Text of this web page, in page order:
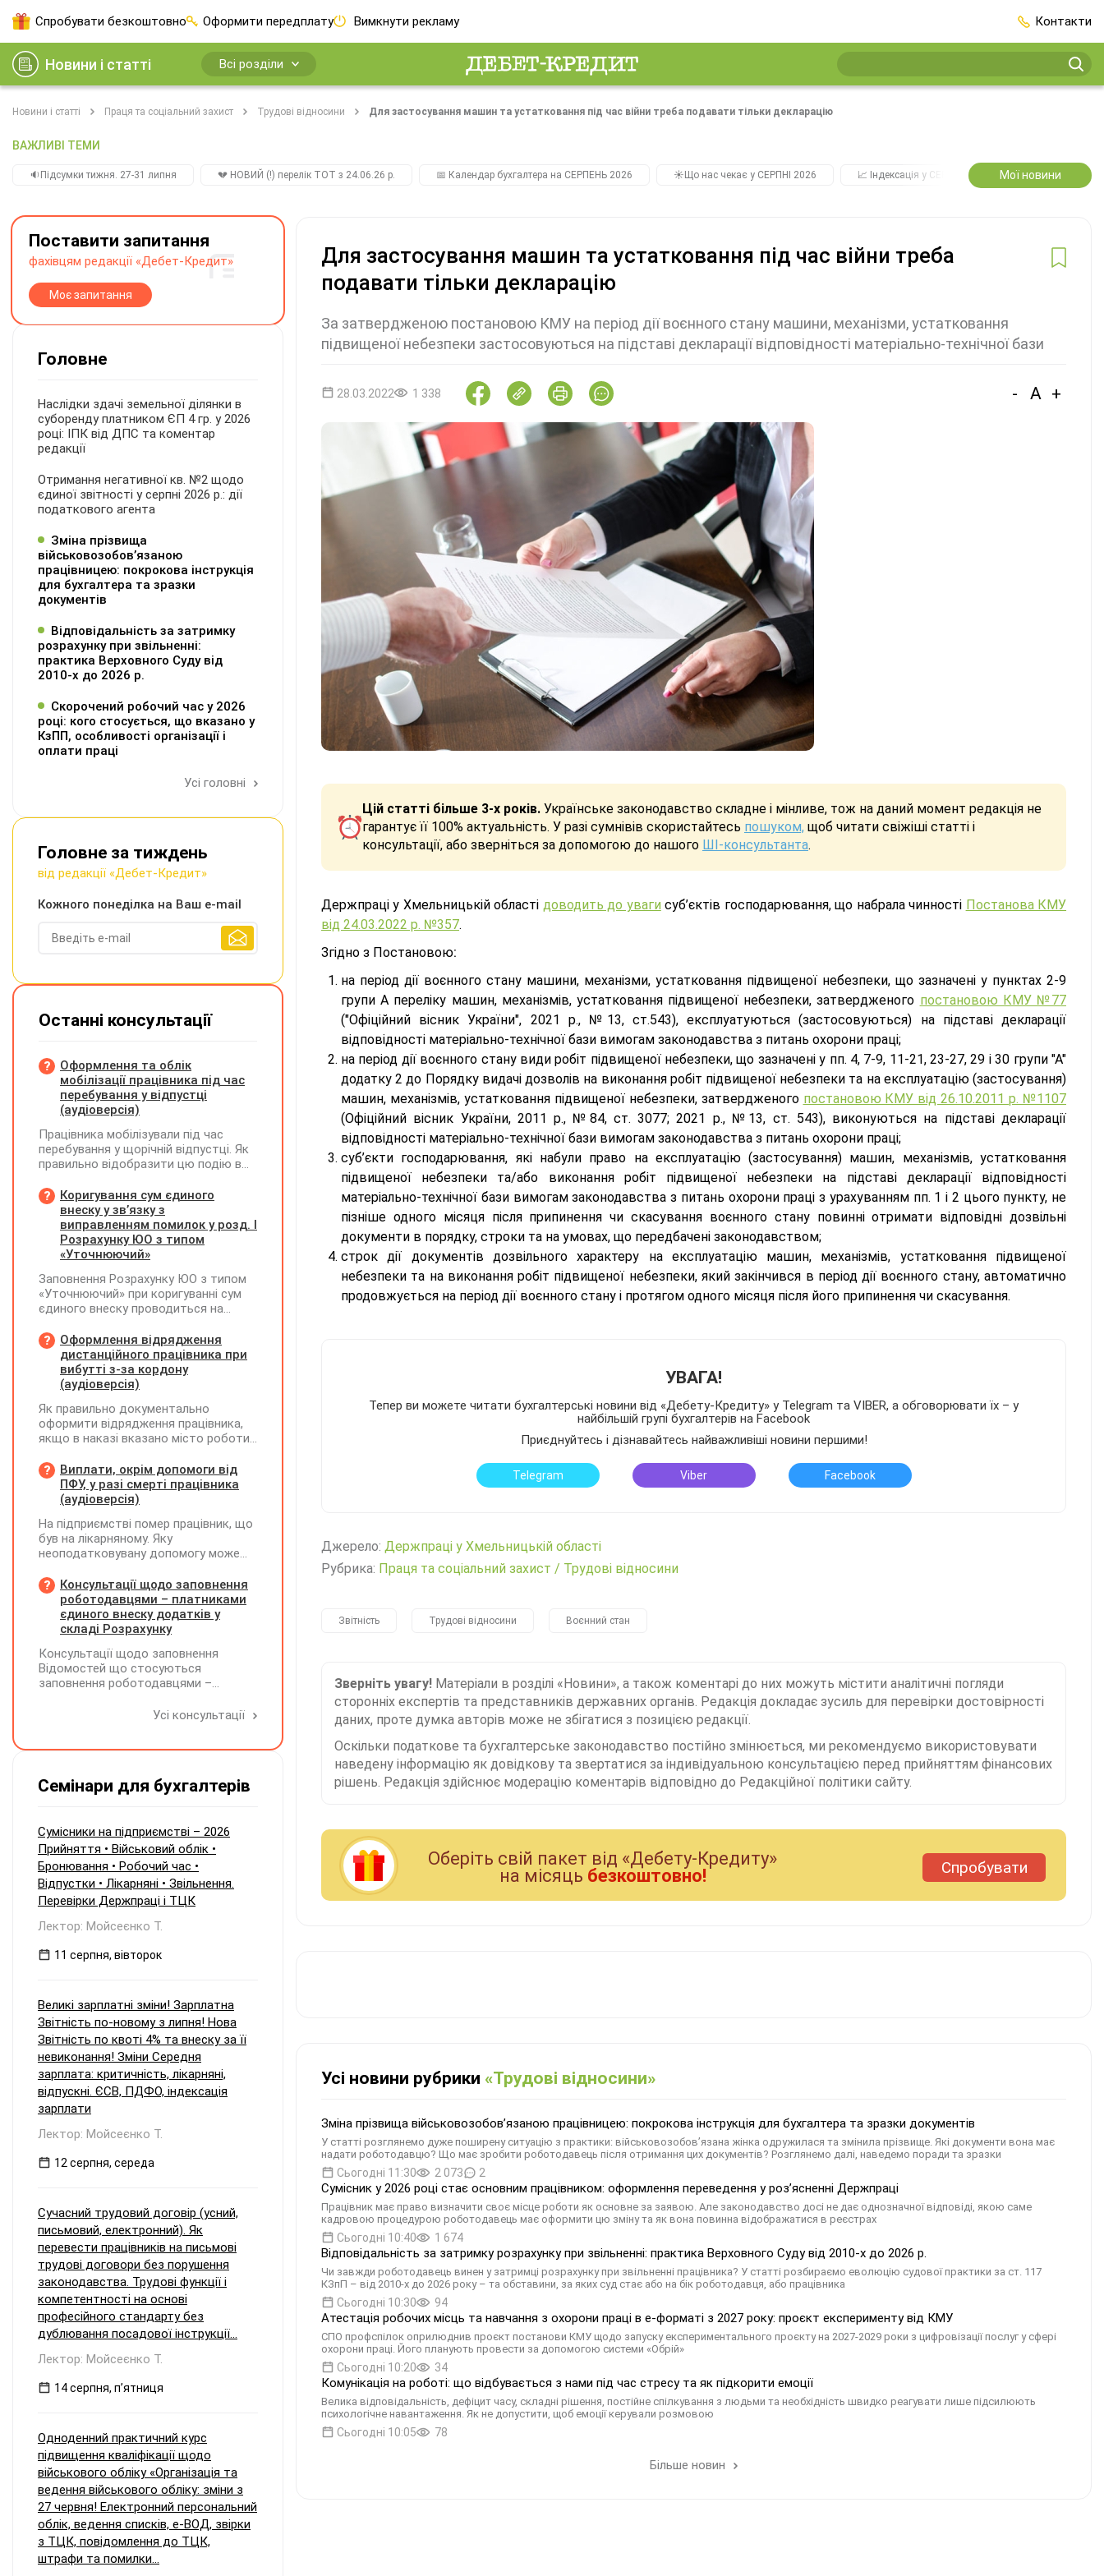
Спробувати безкоштовно Оформити передплату Вимкнути рекламу Контакти
Новини і статті Всі розділи
Новини і статті Праця та соціальний захист Трудові відносини Для застосування машин та устатковання під час війни треба подавати тільки декларацію
ВАЖЛИВІ ТЕМИ
🔉Підсумки тижня. 27-31 липня 💔 НОВИЙ (!) перелік ТОТ з 24.06.26 р. 📅 Календар бухгалтера на СЕРПЕНЬ 2026 ☀️Що нас чекає у СЕРПНІ 2026 📈 Індексація у СЕРПНІ 2️⃣0️⃣2️⃣7️⃣ Усі
Мої новини
Для застосування машин та устатковання під час війни треба
подавати тільки декларацію
За затвердженою постановою КМУ на період дії воєнного стану машини, механізми, устатковання
підвищеної небезпеки застосовуються на підставі декларації відповідності матеріально-технічної бази
28.03.2022 1 338 - A +
Цій статті більше 3-х років. Українське законодавство складне і мінливе, тож на даний момент редакція не
гарантує її 100% актуальність. У разі сумнівів скористайтесь пошуком, щоб читати свіжіші статті і
консультації, або зверніться за допомогою до нашого ШІ-консультанта.
Держпраці у Хмельницькій області доводить до увагисуб’єктів господарювання, що набрала чинності Постанова КМУ
від 24.03.2022 р. №357.
Згідно з Постановою:
на період дії воєнного стану машини, механізми, устатковання підвищеної небезпеки, що зазначені у пунктах 2-9
групи А переліку машин, механізмів, устатковання підвищеної небезпеки, затвердженого постановою КМУ №77
("Офіційний вісник України", 2021 р., №13, ст.543), експлуатуються (застосовуються) на підставі декларації
відповідності матеріально-технічної бази вимогам законодавства з питань охорони праці;
на період дії воєнного стану види робіт підвищеної небезпеки, що зазначені у пп. 4, 7-9, 11-21, 23-27, 29 і 30 групи "А"
додатку 2 до Порядку видачі дозволів на виконання робіт підвищеної небезпеки та на експлуатацію (застосування)
машин, механізмів, устатковання підвищеної небезпеки, затвердженого постановою КМУ від 26.10.2011 р. №1107
(Офіційний вісник України, 2011 р., №84, ст. 3077; 2021 р., №13, ст. 543), виконуються на підставі декларації
відповідності матеріально-технічної бази вимогам законодавства з питань охорони праці;
суб’єкти господарювання, які набули право на експлуатацію (застосування) машин, механізмів, устатковання
підвищеної небезпеки та/або виконання робіт підвищеної небезпеки на підставі декларації відповідності
матеріально-технічної бази вимогам законодавства з питань охорони праці з урахуванням пп. 1 і 2 цього пункту, не
пізніше одного місяця після припинення чи скасування воєнного стану повинні отримати відповідні дозвільні
документи в порядку, строки та на умовах, що передбачені законодавством;
строк дії документів дозвільного характеру на експлуатацію машин, механізмів, устатковання підвищеної
небезпеки та на виконання робіт підвищеної небезпеки, який закінчився в період дії воєнного стану, автоматично
продовжується на період дії воєнного стану і протягом одного місяця після його припинення чи скасування.
УВАГА!
Тепер ви можете читати бухгалтерські новини від «Дебету-Кредиту» у Telegram та VIBER, а обговорювати їх – у
найбільшій групі бухгалтерів на Facebook
Приєднуйтесь і дізнавайтесь найважливіші новини першими!
Telegram Viber Facebook
Джерело: Держпраці у Хмельницькій області
Рубрика: Праця та соціальний захист / Трудові відносини
Звітність Трудові відносини Воєнний стан
Зверніть увагу! Матеріали в розділі «Новини», а також коментарі до них можуть містити аналітичні погляди
сторонніх експертів та представників державних органів. Редакція докладає зусиль для перевірки достовірності
даних, проте думка авторів може не збігатися з позицією редакції.
Оскільки податкове та бухгалтерське законодавство постійно змінюється, ми рекомендуємо використовувати
наведену інформацію як довідкову та звертатися за індивідуальною консультацією перед прийняттям фінансових
рішень. Редакція здійснює модерацію коментарів відповідно до Редакційної політики сайту.
Оберiть свiй пакет вiд «Дебету-Кредиту»
на мiсяць безкоштовно! Спробувати
Усі новини рубрики «Трудові відносини»
Зміна прізвища військовозобов’язаною працівницею: покрокова інструкція для бухгалтера та зразки документів
У статті розглянемо дуже поширену ситуацію з практики: військовозобов’язана жінка одружилася та змінила прізвище. Які документи вона має
надати роботодавцю? Що має зробити роботодавець після отримання цих документів? Розглянемо далі, наведемо поради та зразки
Сьогодні 11:30 2 073 2
Сумісник у 2026 році стає основним працівником: оформлення переведення у розʼясненні Держпраці
Працівник має право визначити своє місце роботи як основне за заявою. Але законодавство досі не дає однозначної відповіді, якою саме
кадровою процедурою роботодавець має оформити цю зміну та як вона повинна відображатися в реєстрах
Сьогодні 10:40 1 674
Відповідальність за затримку розрахунку при звільненні: практика Верховного Суду від 2010-х до 2026 р.
Чи завжди роботодавець винен у затримці розрахунку при звільненні працівника? У статті розбираємо еволюцію судової практики за ст. 117
КЗпП – від 2010-х до 2026 року – та обставини, за яких суд стає або на бік роботодавця, або працівника
Сьогодні 10:30 94
Атестація робочих місць та навчання з охорони праці в е-форматі з 2027 року: проєкт експерименту від КМУ
СПО профспілок оприлюднив проєкт постанови КМУ щодо запуску експериментального проєкту на 2027-2029 роки з цифровізації послуг у сфері
охорони праці. Його планують провести за допомогою системи «Обрій»
Сьогодні 10:20 34
Комунікація на роботі: що відбувається з нами під час стресу та як підкорити емоції
Велика відповідальність, дефіцит часу, складні рішення, постійне спілкування з людьми та необхідність швидко реагувати лише підсилюють
психологічне навантаження. Як не допустити, щоб емоції керували розмовою
Сьогодні 10:05 78
Більше новин
Поставити запитання
фахівцям редакції «Дебет-Кредит»
Моє запитання
Головне
Наслідки здачі земельної ділянки в
суборенду платником ЄП 4 гр. у 2026
році: ІПК від ДПС та коментар
редакції
Отримання негативної кв. №2 щодо
єдиної звітності у серпні 2026 р.: дії
податкового агента
Зміна прізвища
військовозобов’язаною
працівницею: покрокова інструкція
для бухгалтера та зразки
документів
Відповідальність за затримку
розрахунку при звільненні:
практика Верховного Суду від
2010-х до 2026 р.
Скорочений робочий час у 2026
році: кого стосується, що вказано у
КзПП, особливості організації і
оплати праці
Усі головні
Головне за тиждень
від редакції «Дебет-Кредит»
Кожного понеділка на Ваш e-mail
Останні консультації
Оформлення та облік
мобілізації працівника під час
перебування у відпустці
(аудіоверсія)
Працівника мобілізували під час
перебування у щорічній відпустці. Як
правильно відобразити цю подію в
бухгалтерському обліку та
податковій звітності?
Коригування сум єдиного
внеску у зв’язку з
виправленням помилок у розд. І
Розрахунку ЮО з типом
«Уточнюючий»
Заповнення Розрахунку ЮО з типом
«Уточнюючий» при коригуванні сум
єдиного внеску проводиться на
ЮО з використанням типів
нарахувань 2 та 3. Додатки,
інформація щодо яких не
коригується, у рядку 06 не
Оформлення відрядження
дистанційного працівника при
вибутті з-за кордону
(аудіоверсія)
Як правильно документально
оформити відрядження працівника,
якщо в наказі вказано місто роботи
відбувся з іншої країни (де працівник
працював дистанційно), та чи
впливає ця розбіжність на
оподаткування?
Виплати, окрім допомоги від
ПФУ, у разі смерті працівника
(аудіоверсія)
На підприємстві помер працівник, що
був на лікарняному. Яку
неоподатковувану допомогу може
від ПФУ? Кому і як виплатити
лікарняні, що прийшли на рахунок
підприємства, та розрахункові
(компенсація за невикористані дні
Консультації щодо заповнення
роботодавцями – платниками
єдиного внеску додатків у
складі Розрахунку
Консультації щодо заповнення
Відомостей що стосуються
заповнення роботодавцями –
Д1, Д2, Д3, Д5 та Д6 у складі
Усі консультації
Семінари для бухгалтерів
Сумісники на підприємстві – 2026
Прийняття • Військовий облік •
Бронювання • Робочий час •
Відпустки • Лікарняні • Звільнення.
Перевірки Держпраці і ТЦК
Лектор: Мойсеєнко Т.
11 серпня, вівторок
Великі зарплатні зміни! Зарплатна
Звітність по-новому з липня! Нова
Звітність по квоті 4% та внеску за її
невиконання! Зміни Середня
зарплата: критичність, лікарняні,
відпускні. ЄСВ, ПДФО, індексація
зарплати
Лектор: Мойсеєнко Т.
12 серпня, середа
Сучасний трудовий договір (усний,
письмовий, електронний). Як
перевести працівників на письмові
трудові договори без порушення
законодавства. Трудові функції і
компетентності на основі
професійного стандарту без
дублювання посадової інструкції...
Лектор: Мойсеєнко Т.
14 серпня, пʼятниця
Одноденний практичний курс
підвищення кваліфікації щодо
військового обліку «Організація та
ведення військового обліку: зміни з
27 червня! Електронний персональний
облік, ведення списків, е-ВОД, звірки
з ТЦК, повідомлення до ТЦК,
штрафи та помилки...